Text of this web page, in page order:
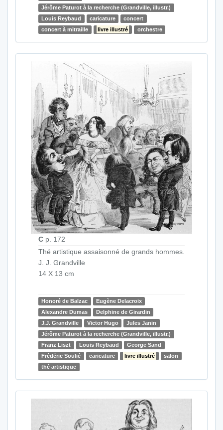
Jérôme Paturot à la recherche (Grandville, illustr.)
Louis Reybaud
caricature
concert
concert à mitraille
livre illustré orchestre
C p. 172
Thé artistique assaisonné de grands hommes.
J. J. Grandville
14 X 13 cm
Honoré de Balzac
Eugène Delacroix
Alexandre Dumas
Delphine de Girardin
J.J. Grandville
Victor Hugo
Jules Janin
Jérôme Paturot à la recherche (Grandville, illustr.)
Franz Liszt
Louis Reybaud
George Sand
Frédéric Soulié
caricature livre illustré
salon
thé artistique